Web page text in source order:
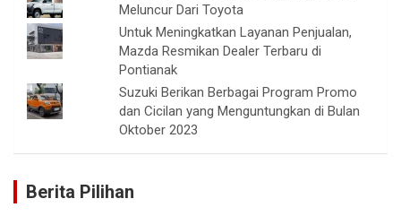
Meluncur Dari Toyota
Untuk Meningkatkan Layanan Penjualan,
Mazda Resmikan Dealer Terbaru di
Pontianak
Suzuki Berikan Berbagai Program Promo
dan Cicilan yang Menguntungkan di Bulan
Oktober 2023
Berita Pilihan